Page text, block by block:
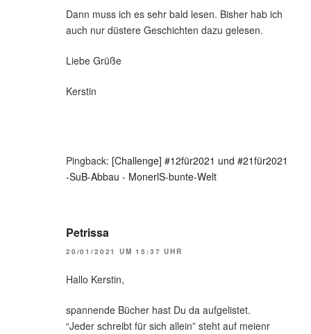
Dann muss ich es sehr bald lesen. Bisher hab ich
auch nur düstere Geschichten dazu gelesen.
Liebe Grüße
Kerstin
Pingback: [Challenge] #12für2021 und #21für2021
-SuB-Abbau - MonerlS-bunte-Welt
Petrissa
20/01/2021 UM 15:37 UHR
Hallo Kerstin,
spannende Bücher hast Du da aufgelistet.
“Jeder schreibt für sich allein” steht auf meienr